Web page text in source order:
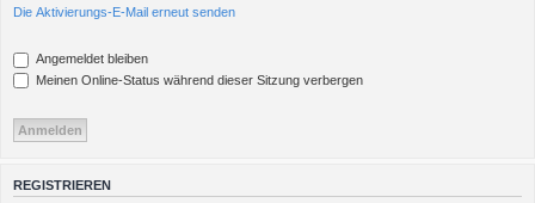
Die Aktivierungs-E-Mail erneut senden
Angemeldet bleiben
Meinen Online-Status während dieser Sitzung verbergen
REGISTRIEREN